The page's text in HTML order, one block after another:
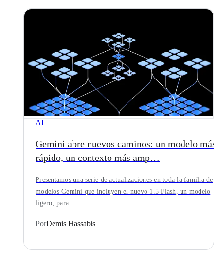
AI
Gemini abre nuevos caminos: un modelo más
rápido, un contexto más amp…
Presentamos una serie de actualizaciones en toda la familia de
modelos Gemini que incluyen el nuevo 1.5 Flash, un modelo
ligero, para …
PorDemis Hassabis